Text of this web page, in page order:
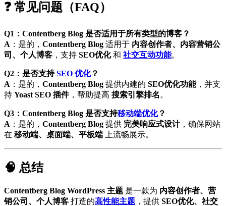
❓ 常见问题（FAQ）
Q1：Contentberg Blog 是否适用于所有类型的博客？
A ：是的， Contentberg Blog 适用于 内容创作者、内容营销公
司、个人博客 ，支持 SEO优化和 社交互动功能。
Q2：是否支持SEO 优化？
A ：是的， Contentberg Blog 提供内建的 SEO优化功能，并支
持 Yoast SEO 插件，帮助提高 搜索引擎排名 。
Q3：Contentberg Blog 是否支持移动端优化？
A ：是的， Contentberg Blog 提供 完美响应式设计，确保网站
在 移动端、桌面端、平板端 上流畅展示。
🧠 总结
Contentberg Blog WordPress 主题 是一款为 内容创作者、营
销公司、个人博客 打造的高性能主题 ，提供 SEO优化、社交